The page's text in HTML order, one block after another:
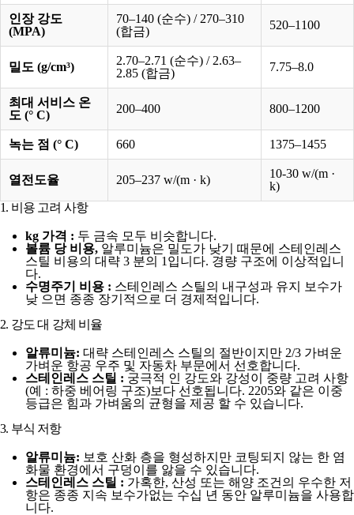
인장 강도
(MPA)
70–140 (순수) / 270–310
(합금)
520–1100
밀도 (g/cm³)
2.70–2.71 (순수) / 2.63–
2.85 (합금)
7.75–8.0
최대 서비스 온
도 (° C)
200–400 800–1200
녹는 점 (° C) 660 1375–1455
열전도율 205–237 w/(m · k)
10-30 w/(m ·
k)
1. 비용 고려 사항
kg 가격 : 두 금속 모두 비슷합니다.
볼륨 당 비용, 알루미늄은 밀도가 낮기 때문에 스테인레스
스틸 비용의 대략 3 분의 1입니다. 경량 구조에 이상적입니
다.
수명주기 비용 : 스테인레스 스틸의 내구성과 유지 보수가
낮 으면 종종 장기적으로 더 경제적입니다.
2. 강도 대 강체 비율
알류미늄: 대략 스테인레스 스틸의 절반이지만 2/3 가벼운
가벼운 항공 우주 및 자동차 부문에서 선호합니다.
스테인레스 스틸 : 궁극적 인 강도와 강성이 중량 고려 사항
(예 : 하중 베어링 구조)보다 선호됩니다. 2205와 같은 이중
등급은 힘과 가벼움의 균형을 제공 할 수 있습니다.
3. 부식 저항
알류미늄: 보호 산화 층을 형성하지만 코팅되지 않는 한 염
화물 환경에서 구덩이를 앓을 수 있습니다.
스테인레스 스틸 : 가혹한, 산성 또는 해양 조건의 우수한 저
항은 종종 지속 보수가없는 수십 년 동안 알루미늄을 사용합
니다.